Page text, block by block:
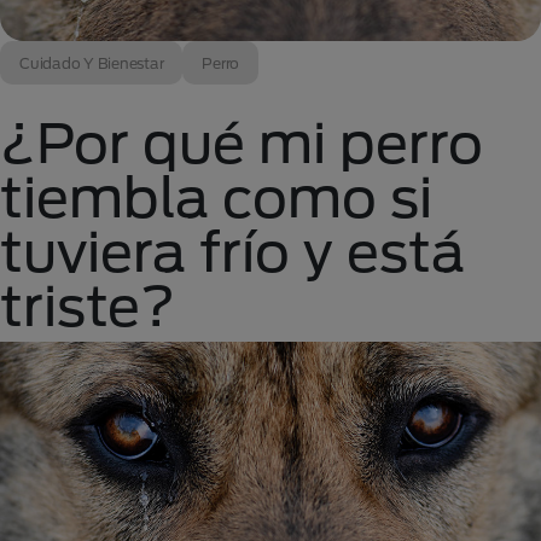
Cuidado Y Bienestar Perro
¿Por qué mi perro
tiembla como si
tuviera frío y está
triste?